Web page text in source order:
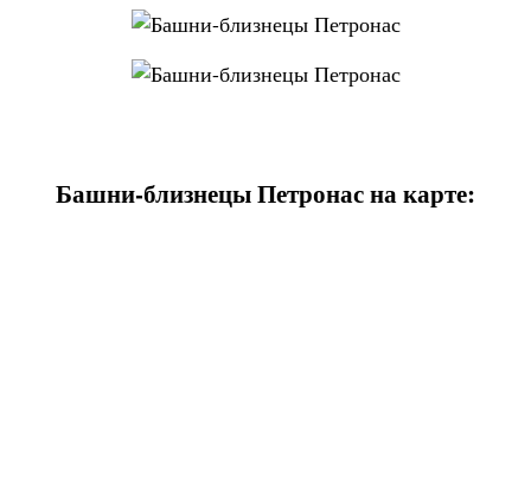
Башни-близнецы Петронас на карте: